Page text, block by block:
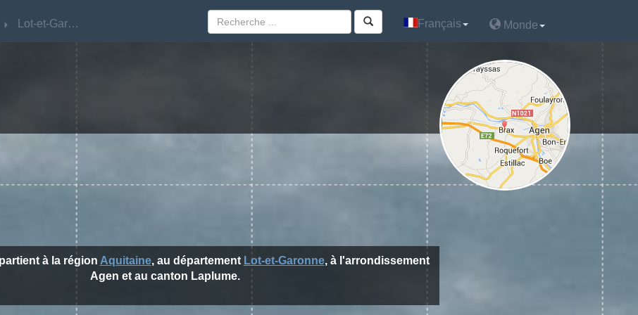
Lot-et-Garonne Français Monde
à la région Aquitaine, au département Lot-et-Garonne, à l'arrondissement
Agen et au canton Laplume.
Lot-et-Garonne Français Monde